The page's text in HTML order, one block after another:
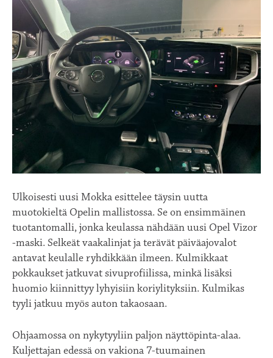
Ulkoisesti uusi Mokka esittelee täysin uutta
muotokieltä Opelin mallistossa. Se on ensimmäinen
tuotantomalli, jonka keulassa nähdään uusi Opel Vizor
-maski. Selkeät vaakalinjat ja terävät päiväajovalot
antavat keulalle ryhdikkään ilmeen. Kulmikkaat
pokkaukset jatkuvat sivuprofiilissa, minkä lisäksi
huomio kiinnittyy lyhyisiin koriylityksiin. Kulmikas
tyyli jatkuu myös auton takaosaan.
Ohjaamossa on nykytyyliin paljon näyttöpinta-alaa.
Kuljettajan edessä on vakiona 7-tuumainen